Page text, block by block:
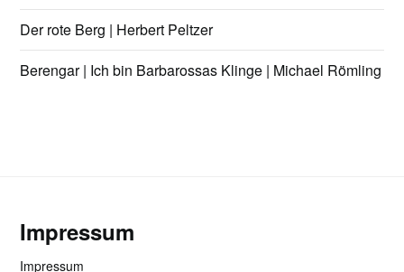
Der rote Berg | Herbert Peltzer
Berengar | Ich bin Barbarossas Klinge | Michael Römling
Impressum
Impressum